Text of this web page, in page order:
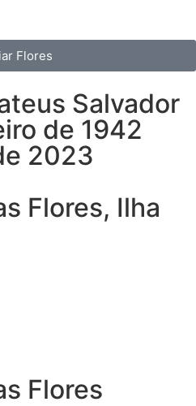
Flores
Salvador
de 1942
2023
Flores, Ilha
Flores